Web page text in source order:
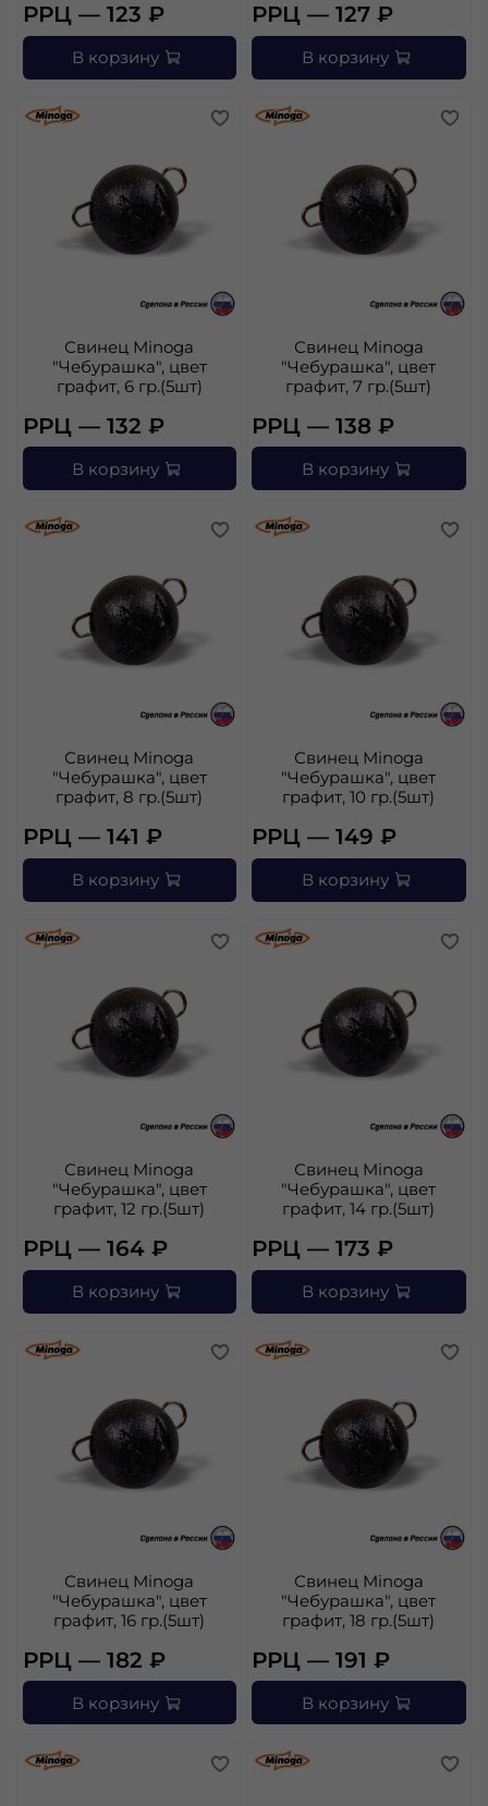
РРЦ — 123 ₽
В корзину
РРЦ — 127 ₽
В корзину
Свинец Minoga
"Чебурашка", цвет
графит, 6 гр.(5шт)
РРЦ — 132 ₽
В корзину
Свинец Minoga
"Чебурашка", цвет
графит, 7 гр.(5шт)
РРЦ — 138 ₽
В корзину
Свинец Minoga
"Чебурашка", цвет
графит, 8 гр.(5шт)
РРЦ — 141 ₽
В корзину
Свинец Minoga
"Чебурашка", цвет
графит, 10 гр.(5шт)
РРЦ — 149 ₽
В корзину
Свинец Minoga
"Чебурашка", цвет
графит, 12 гр.(5шт)
РРЦ — 164 ₽
В корзину
Свинец Minoga
"Чебурашка", цвет
графит, 14 гр.(5шт)
РРЦ — 173 ₽
В корзину
Свинец Minoga
"Чебурашка", цвет
графит, 16 гр.(5шт)
РРЦ — 182 ₽
В корзину
Свинец Minoga
"Чебурашка", цвет
графит, 18 гр.(5шт)
РРЦ — 191 ₽
В корзину